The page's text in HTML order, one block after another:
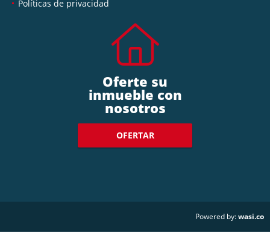
Políticas de privacidad
Oferte su
inmueble con
nosotros
OFERTAR
Powered by:wasi.co